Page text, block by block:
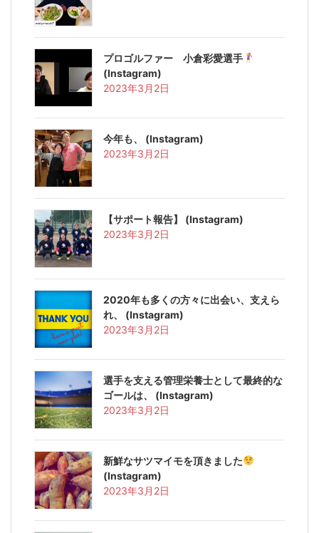
プロゴルファー 小倉彩愛選手
(Instagram)
2023年3月2日
今年も、 (Instagram)
2023年3月2日
【サポート報告️】 (Instagram)
2023年3月2日
2020年も多くの方々に出会い、支えら
れ、 (Instagram)
2023年3月2日
選手を支える管理栄養士として最終的な
ゴールは、 (Instagram)
2023年3月2日
新鮮なサツマイモを頂きました
(Instagram)
2023年3月2日